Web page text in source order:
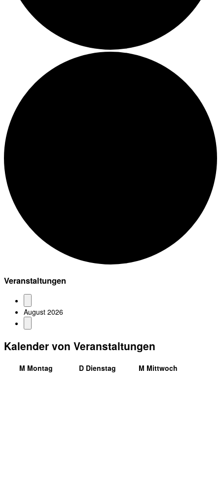
Veranstaltungen
August 2026
Kalender von Veranstaltungen
M Montag D Dienstag M Mittwoch